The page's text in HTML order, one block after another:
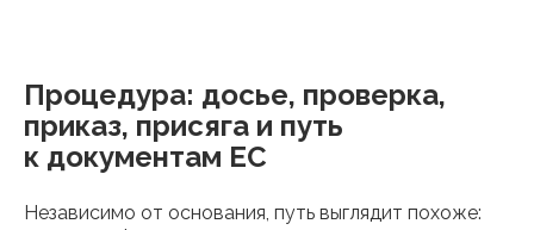
Процедура: досье, проверка,
приказ, присяга и путь
к документам ЕС
Независимо от основания, путь выглядит похоже: